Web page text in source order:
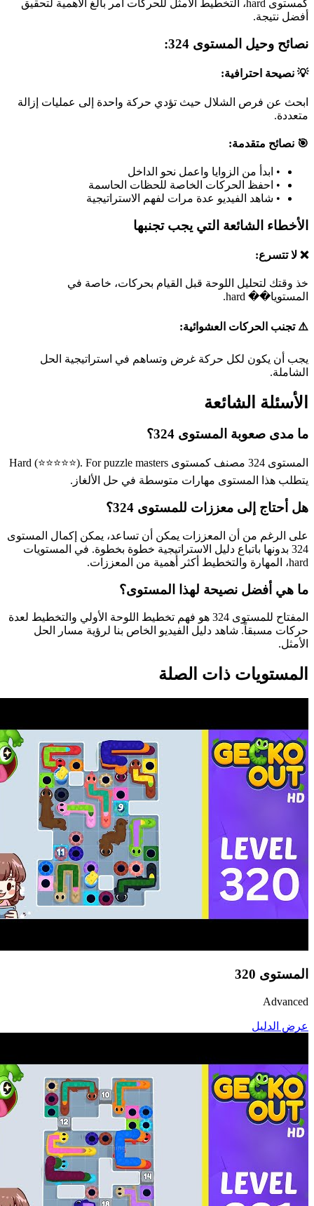
كمستوى hard، التخطيط الأمثل للحركات أمر بالغ الأهمية لتحقيق
أفضل نتيجة.
نصائح وحيل المستوى 324:
💡 نصيحة احترافية:
ابحث عن فرص الشلال حيث تؤدي حركة واحدة إلى عمليات إزالة
متعددة.
🎯 نصائح متقدمة:
• ابدأ من الزوايا واعمل نحو الداخل
• احفظ الحركات الخاصة للحظات الحاسمة
• شاهد الفيديو عدة مرات لفهم الاستراتيجية
الأخطاء الشائعة التي يجب تجنبها
❌ لا تتسرع:
خذ وقتك لتحليل اللوحة قبل القيام بحركات، خاصة في
المستويا�� hard.
⚠️ تجنب الحركات العشوائية:
يجب أن يكون لكل حركة غرض وتساهم في استراتيجية الحل
الشاملة.
الأسئلة الشائعة
ما مدى صعوبة المستوى 324؟
المستوى 324 مصنف كمستوى Hard (⭐⭐⭐⭐⭐). For puzzle masters
يتطلب هذا المستوى مهارات متوسطة في حل الألغاز.
هل أحتاج إلى معززات للمستوى 324؟
على الرغم من أن المعززات يمكن أن تساعد، يمكن إكمال المستوى
324 بدونها باتباع دليل الاستراتيجية خطوة بخطوة. في المستويات
hard، المهارة والتخطيط أكثر أهمية من المعززات.
ما هي أفضل نصيحة لهذا المستوى؟
المفتاح للمستوى 324 هو فهم تخطيط اللوحة الأولي والتخطيط لعدة
حركات مسبقاً. شاهد دليل الفيديو الخاص بنا لرؤية مسار الحل
الأمثل.
المستويات ذات الصلة
المستوى 320
Advanced
عرض الدليل